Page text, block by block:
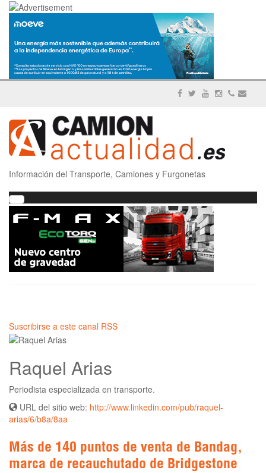
Información del Transporte, Camiones y Furgonetas
Suscribirse a este canal RSS
Raquel Arias
Periodista especializada en transporte.
URL del sitio web: http://www.linkedin.com/pub/raquel-
arias/6/b8a/8aa
Más de 140 puntos de venta de Bandag,
marca de recauchutado de Bridgestone